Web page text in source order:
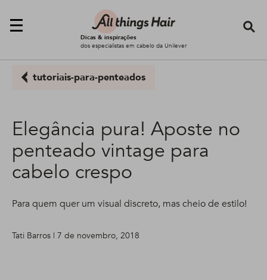
Dicas & inspirações
dos especialistas em cabelo da Unilever
tutoriais-para-penteados
Elegância pura! Aposte no
penteado vintage para
cabelo crespo
Para quem quer um visual discreto, mas cheio de estilo!
Tati Barros | 7 de novembro, 2018